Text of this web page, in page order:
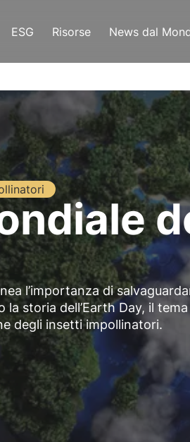
ESG Risorse News dal
l’importanza di
storia dell’Earth Day, il
degli insetti impollinatori.